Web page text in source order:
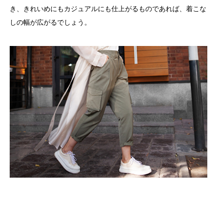
き、きれいめにもカジュアルにも仕上がるものであれば、着こな
しの幅が広がるでしょう。